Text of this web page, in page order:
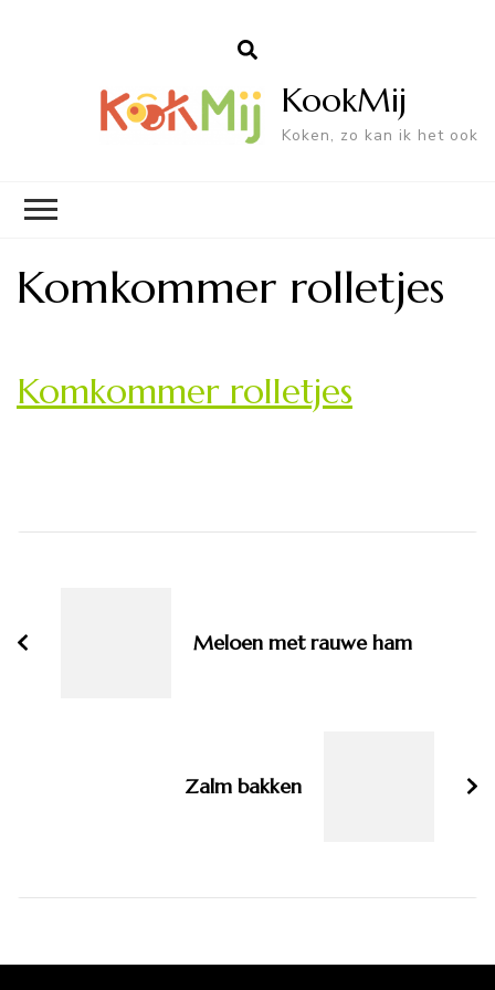
KookMij
Koken, zo kan ik het ook
Komkommer rolletjes
Komkommer rolletjes
Meloen met rauwe ham
Zalm bakken